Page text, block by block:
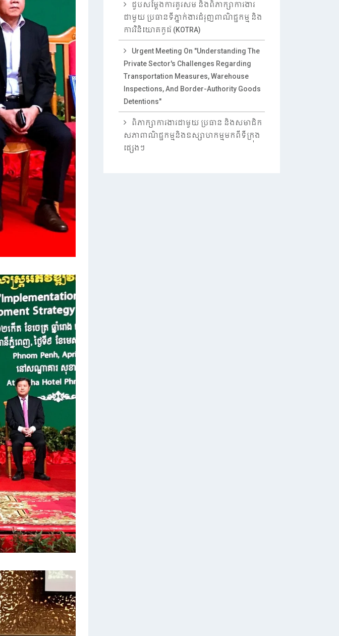
ជួបសម្តែងការគួរសម និងពិភាក្សាការងារ
ជាមួយ ប្រធានទីភ្នាក់ងារជំរុញពាណិជ្ជកម្ម និង
ការវិនិយោគកូរ៉េ (KOTRA)
Urgent Meeting On "Understanding The
Private Sector's Challenges Regarding
Transportation Measures, Warehouse
Inspections, And Border-Authority Goods
Detentions"
ពិភាក្សាការងារជាមួយ ប្រធាន និងសមាជិក
សភាពាណិជ្ជកម្មនិងឧស្សាហកម្មមកពីទីក្រុង
ផ្សេងៗ